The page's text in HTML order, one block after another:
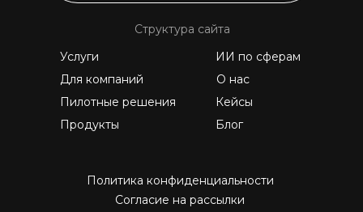
Согласие на рассылки
Политика конфиденциальности
Блог
Продукты
Для компаний
ИИ по сферам
Пилотные решения
Услуги
Кейсы
О нас
Структура сайта